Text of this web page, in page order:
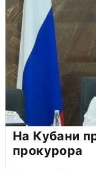
На Кубани
прокурора